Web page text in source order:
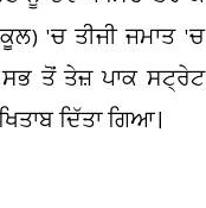
'ਚ ਤੀਜੀ ਜਮਾਤ 'ਚ
ਤੋਂ ਤੇਜ਼ ਪਾਕ ਸਟ੍ਰੇਟ
ਦਿੱਤਾ ਗਿਆ।